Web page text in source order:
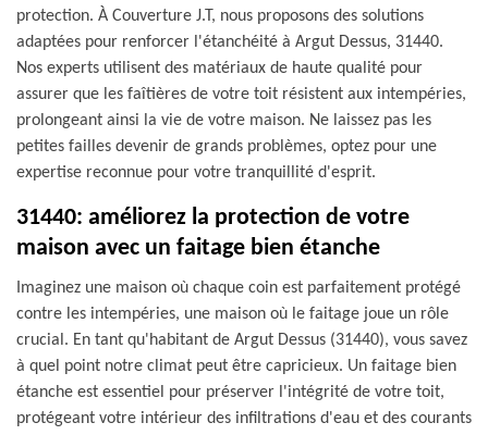
protection. À Couverture J.T, nous proposons des solutions
adaptées pour renforcer l'étanchéité à Argut Dessus, 31440.
Nos experts utilisent des matériaux de haute qualité pour
assurer que les faîtières de votre toit résistent aux intempéries,
prolongeant ainsi la vie de votre maison. Ne laissez pas les
petites failles devenir de grands problèmes, optez pour une
expertise reconnue pour votre tranquillité d'esprit.
31440: améliorez la protection de votre
maison avec un faitage bien étanche
Imaginez une maison où chaque coin est parfaitement protégé
contre les intempéries, une maison où le faitage joue un rôle
crucial. En tant qu'habitant de Argut Dessus (31440), vous savez
à quel point notre climat peut être capricieux. Un faitage bien
étanche est essentiel pour préserver l'intégrité de votre toit,
protégeant votre intérieur des infiltrations d'eau et des courants